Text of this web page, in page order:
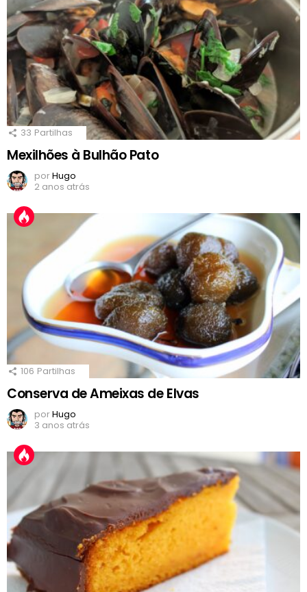
33 Partilhas
Mexilhões à Bulhão Pato
porHugo
2 anos atrás
106 Partilhas
Conserva de Ameixas de Elvas
porHugo
3 anos atrás